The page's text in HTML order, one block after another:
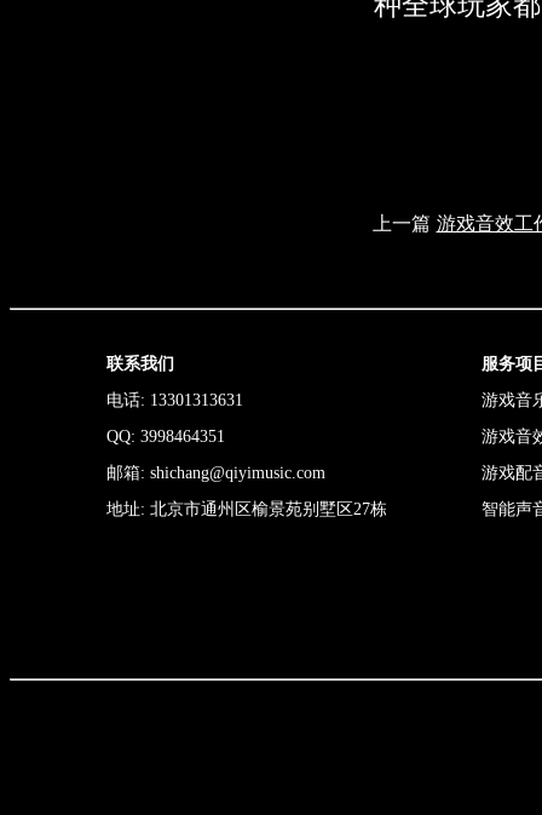
上一篇 游戏音效工
联系我们
电话: 13301313631
QQ: 3998464351
邮箱: shichang@qiyimusic.com
地址: 北京市通州区榆景苑别墅区27栋
服务项
游戏音
游戏音
游戏配
智能声